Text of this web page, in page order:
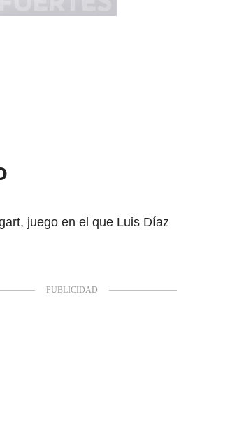
juego en el que Luis Díaz